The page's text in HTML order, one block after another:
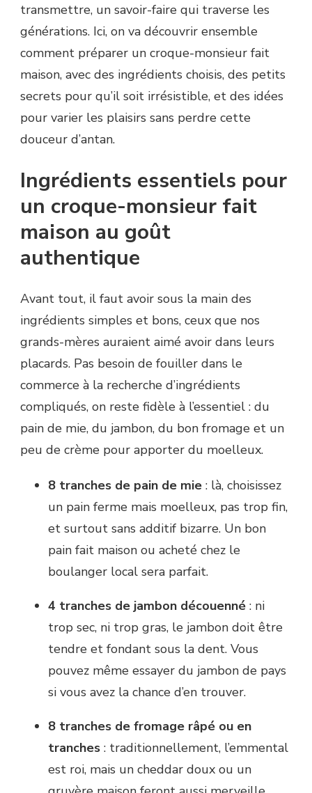
transmettre, un savoir-faire qui traverse les
générations. Ici, on va découvrir ensemble
comment préparer un croque-monsieur fait
maison, avec des ingrédients choisis, des petits
secrets pour qu’il soit irrésistible, et des idées
pour varier les plaisirs sans perdre cette
douceur d’antan.
Ingrédients essentiels pour
un croque-monsieur fait
maison au goût
authentique
Avant tout, il faut avoir sous la main des
ingrédients simples et bons, ceux que nos
grands-mères auraient aimé avoir dans leurs
placards. Pas besoin de fouiller dans le
commerce à la recherche d’ingrédients
compliqués, on reste fidèle à l’essentiel : du
pain de mie, du jambon, du bon fromage et un
peu de crème pour apporter du moelleux.
8 tranches de pain de mie : là, choisissez
un pain ferme mais moelleux, pas trop fin,
et surtout sans additif bizarre. Un bon
pain fait maison ou acheté chez le
boulanger local sera parfait.
4 tranches de jambon découenné : ni
trop sec, ni trop gras, le jambon doit être
tendre et fondant sous la dent. Vous
pouvez même essayer du jambon de pays
si vous avez la chance d’en trouver.
8 tranches de fromage râpé ou en
tranches : traditionnellement, l’emmental
est roi, mais un cheddar doux ou un